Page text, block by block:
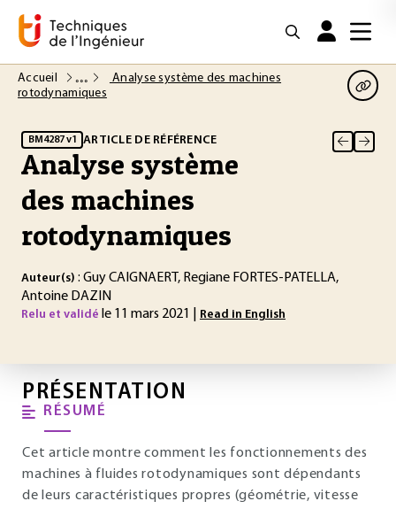
Accueil
Analyse système des machines
rotodynamiques
BM4287 v1 ARTICLE DE RÉFÉRENCE
Analyse système
des machines
rotodynamiques
Auteur(s) : Guy CAIGNAERT, Regiane FORTES-PATELLA,
Antoine DAZIN
Relu et validé le 11 mars 2021 | Read in English
PRÉSENTATION
RÉSUMÉ
Cet article montre comment les fonctionnements des
machines à fluides rotodynamiques sont dépendants
de leurs caractéristiques propres (géométrie, vitesse